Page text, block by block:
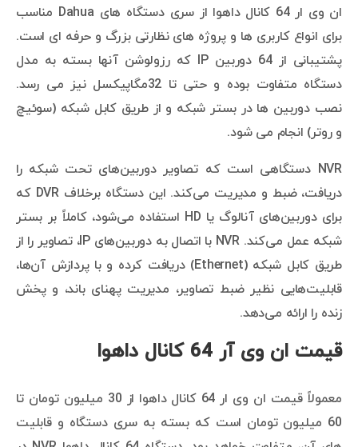
ان وی ار 64 کانال داهوا از سری دستگاه های Dahua مناسب
برای انواع کاربری ها و پروژه های نظارتی بزرگ و حرفه ای است.
پشتیبانی از 64 دوربین IP که رزولوشن آنها بسته به مدل
دستگاه متفاوت بوده و حتی تا 32مگاپیکسل نیز می رسد.
نصب دوربین ها در بستر شبکه و از طریق کابل شبکه (سوئیچ
و روتر) انجام می شود.
NVR دستگاهی است که تصاویر دوربین‌های تحت شبکه را
دریافت، ضبط و مدیریت می‌کند. این دستگاه برخلاف DVR که
برای دوربین‌های آنالوگ یا HD استفاده می‌شود، کاملاً بر بستر
شبکه عمل می‌کند. NVR با اتصال به دوربین‌های IP، تصاویر را از
طریق کابل شبکه (Ethernet) دریافت کرده و با پردازش آن‌ها،
قابلیت‌هایی نظیر ضبط تصاویر، مدیریت پهنای باند، و پخش
زنده را ارائه می‌دهد.
قیمت ان وی آر 64 کانال داهوا
معمولاً قیمت ان وی ار 64 کانال داهوا از 30 میلیون تومان تا
60 میلیون تومان است که بسته به سری دستگاه و قابلیت